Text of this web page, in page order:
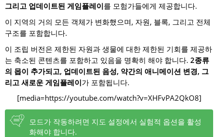
그리고 업데이트된 게임플레이를 모험가들에게 제공합니다.
이 지역의 거의 모든 객체가 변화했으며, 자원, 블록, 그리고 전체
구조를 포함합니다.
이 조립 버전은 제한된 자원과 생물에 대한 제한된 기회를 제공하
는 축소된 콘텐츠를 포함하고 있음을 명확히 해야 합니다. 2종류
의 몹이 추가되고, 업데이트된 음성, 약간의 애니메이션 변경, 그
리고 새로운 게임플레이가 포함됩니다.
[media=https://youtube.com/watch?v=XHFvPA2QkO8]
모드가 작동하려면 지도 설정에서 실험적 옵션을 활성
화해야 합니다.